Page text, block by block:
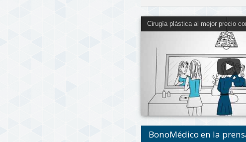
Cirugía plástica al mejor precio
BonoMédico en la